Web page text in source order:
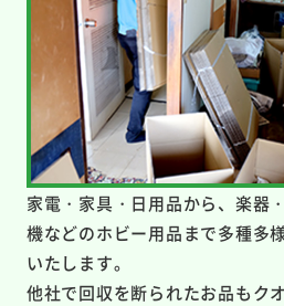
家電・家具・日用品から、楽器
機などのホビー用品まで多種多
いたします。
他社で回収を断られたお品もク